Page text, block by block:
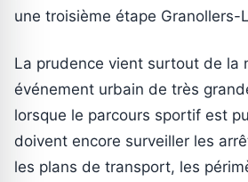
une troisième étape Granollers-
La prudence vient surtout de la
événement urbain de très
lorsque le parcours sportif est
doivent encore surveiller les
les plans de transport, les